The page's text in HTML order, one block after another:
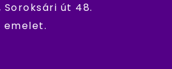
Soroksári út 48.
emelet.